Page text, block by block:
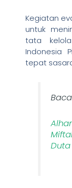
Kegiatan
untuk
tata
Indonesia
tepat
Duta